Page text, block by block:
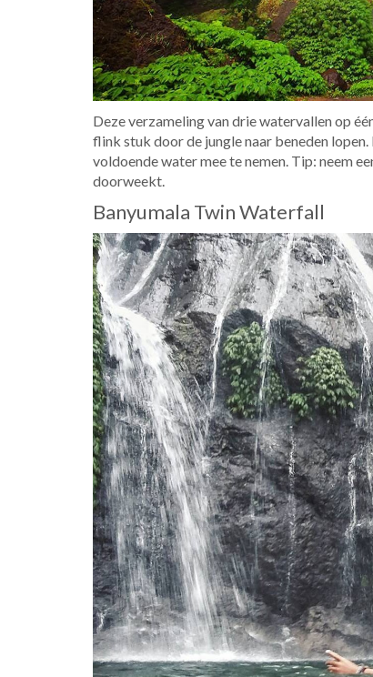
Deze verzameling van drie watervallen op
flink stuk door de jungle naar beneden
voldoende water mee te nemen. Tip: neem
doorweekt.
Banyumala Twin Waterfall